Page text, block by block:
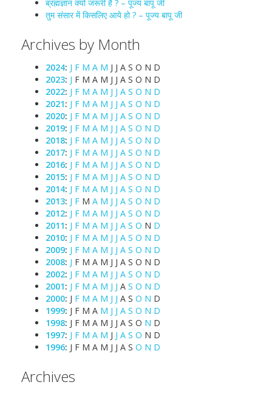
ब्रह्मज्ञान क्यों जरूरी है ? – पूज्य बापू जी
तुम संसार में किसलिए आये हो ? – पूज्य बापू जी
Archives by Month
2024: J F M A M J J A S O N D
2023: J F M A M J J A S O N D
2022: J F M A M J J A S O N D
2021: J F M A M J J A S O N D
2020: J F M A M J J A S O N D
2019: J F M A M J J A S O N D
2018: J F M A M J J A S O N D
2017: J F M A M J J A S O N D
2016: J F M A M J J A S O N D
2015: J F M A M J J A S O N D
2014: J F M A M J J A S O N D
2013: J F M A M J J A S O N D
2012: J F M A M J J A S O N D
2011: J F M A M J J A S O N D
2010: J F M A M J J A S O N D
2009: J F M A M J J A S O N D
2008: J F M A M J J A S O N D
2002: J F M A M J J A S O N D
2001: J F M A M J J A S O N D
2000: J F M A M J J A S O N D
1999: J F M A M J J A S O N D
1998: J F M A M J J A S O N D
1997: J F M A M J J A S O N D
1996: J F M A M J J A S O N D
Archives